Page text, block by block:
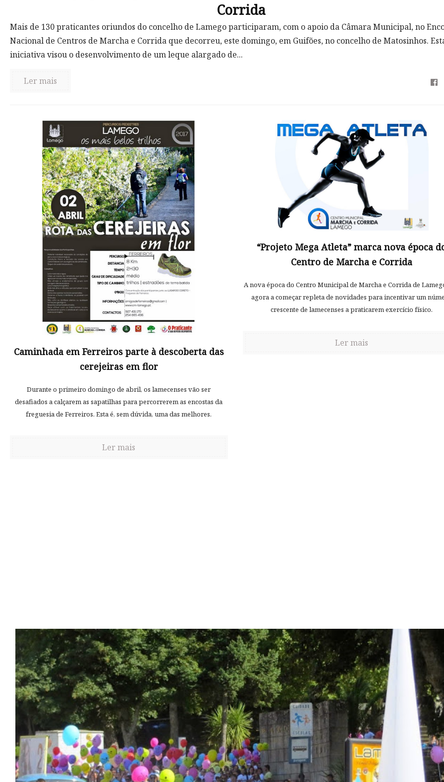
Corrida
Mais de 130 praticantes oriundos do concelho de Lamego participaram, com o apoio da Câmara Municipal, no
Nacional de Centros de Marcha e Corrida que decorreu, este domingo, em Guifões, no concelho de Matosinhos.
iniciativa visou o desenvolvimento de um leque alargado de...
Ler mais
Caminhada em Ferreiros parte à descoberta das
cerejeiras em flor
Durante o primeiro domingo de abril, os lamecenses vão ser
desafiados a calçarem as sapatilhas para percorrerem as encostas da
freguesia de Ferreiros. Esta é, sem dúvida, uma das melhores.
Ler mais
“Projeto Mega Atleta” marca nova época
Centro de Marcha e Corrida
A nova época do Centro Municipal de Marcha e Corrida de
agora a começar repleta de novidades para incentivar um
crescente de lamecenses a praticarem exercício físico.
Ler mais